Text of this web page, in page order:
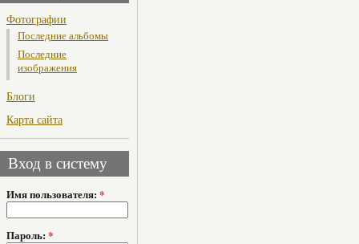
Фотографии
Последние альбомы
Последние
изображения
Блоги
Карта сайта
Вход в систему
Имя пользователя: *
Пароль: *